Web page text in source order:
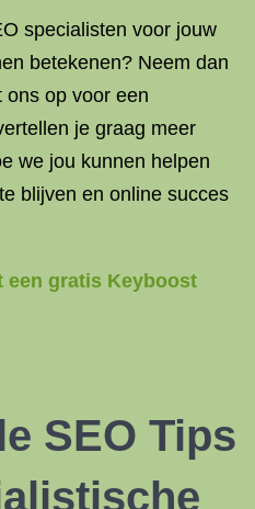
specialisten voor jouw
betekenen? Neem dan
ons op voor een
je graag meer
we jou kunnen helpen
blijven en online succes
een gratis Keyboost
SEO Tips